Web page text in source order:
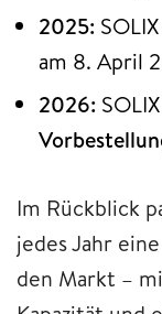
2025:
am 8. April
2026:
Im Rückblick
jedes Jahr
den Markt –